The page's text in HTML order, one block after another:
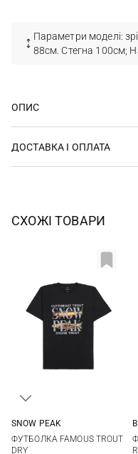
Параметри моделі:
88см. Стегна 100см;
ОПИС
ДОСТАВКА І ОПЛАТА
СХОЖІ ТОВАРИ
SNOW PEAK
ФУТБОЛКА FAMOUS TROUT
DRY